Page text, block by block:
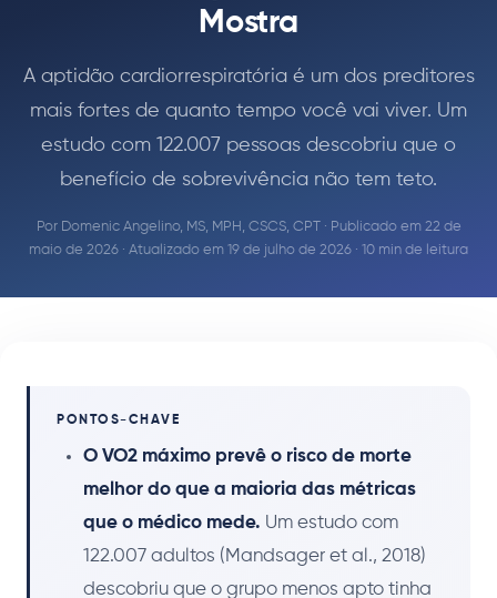
Mostra
A aptidão cardiorrespiratória é um dos preditores
mais fortes de quanto tempo você vai viver. Um
estudo com 122.007 pessoas descobriu que o
benefício de sobrevivência não tem teto.
Por Domenic Angelino, MS, MPH, CSCS, CPT· Publicado em 22 de
maio de 2026 · Atualizado em 19 de julho de 2026 · 10 min de leitura
PONTOS-CHAVE
O VO2 máximo prevê o risco de morte
melhor do que a maioria das métricas
que o médico mede. Um estudo com
122.007 adultos (Mandsager et al., 2018)
descobriu que o grupo menos apto tinha